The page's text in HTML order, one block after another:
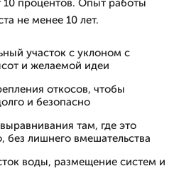
10 процентов. Опыт работы
не менее 10 лет.
участок с уклоном с
и желаемой идеи
откосов, чтобы
и безопасно
там, где это
без лишнего вмешательства
воды, размещение систем и